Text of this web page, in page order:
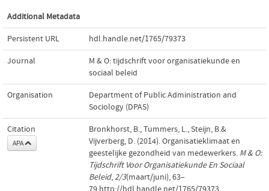
Additional Metadata
Persistent URL hdl.handle.net/1765/79373
Journal
M & O: tijdschrift voor organisatiekunde en
sociaal beleid
Organisation
Department of Public Administration and
Sociology (DPAS)
Citation
APA
Bronkhorst, B., Tummers, L., Steijn, B.&
Vijverberg, D. (2014). Organisatieklimaat en
geestelijke gezondheid van medewerkers. M & O:
Tijdschrift Voor Organisatiekunde En Sociaal
Beleid,2/3(maart/juni), 63–